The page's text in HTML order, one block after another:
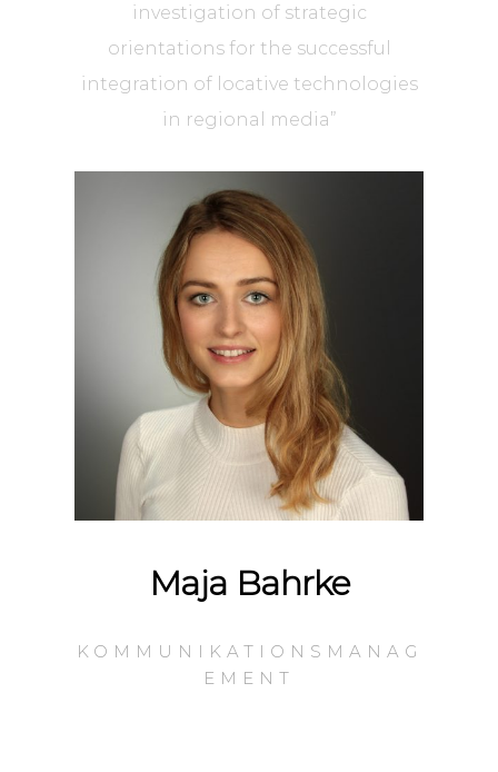
investigation of strategic
orientations for the successful
integration of locative technologies
in regional media”
Maja Bahrke
KOMMUNIKATIONSMANAG
EMENT